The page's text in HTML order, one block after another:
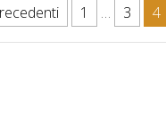
1 … 3 4